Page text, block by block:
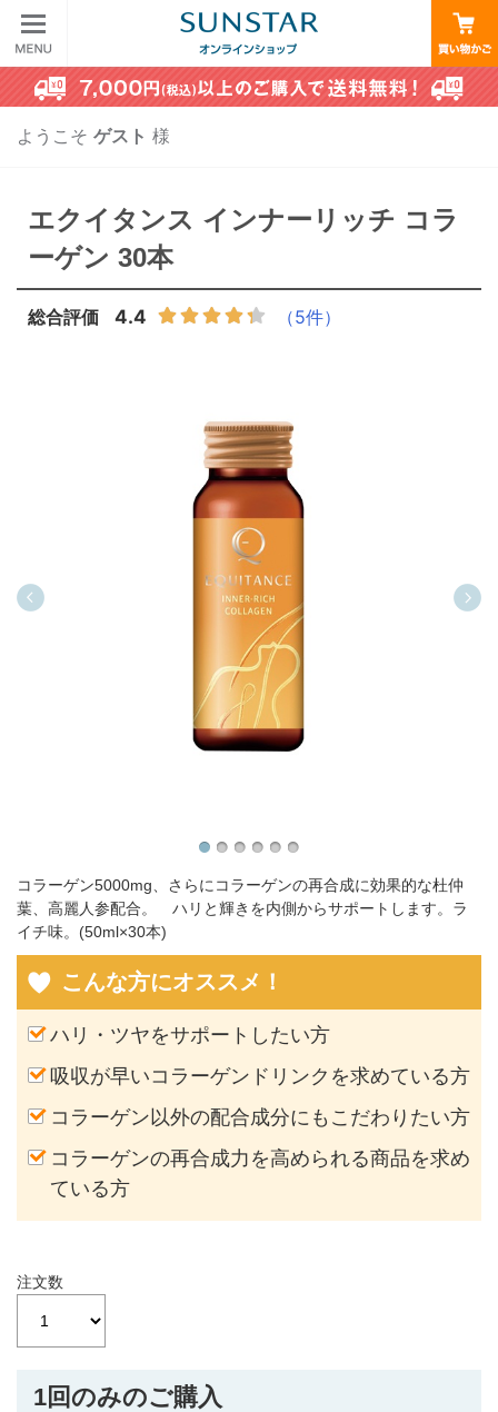
ようこそ ゲスト 様
エクイタンス インナーリッチ コラ
ーゲン 30本
コラーゲン5000mg、さらにコラーゲンの再合成に効果的な杜仲
葉、高麗人参配合。 ハリと輝きを内側からサポートします。ラ
イチ味。(50ml×30本)
こんな方にオススメ！
ハリ・ツヤをサポートしたい方
吸収が早いコラーゲンドリンクを求めている方
コラーゲン以外の配合成分にもこだわりたい方
コラーゲンの再合成力を高められる商品を求め
ている方
注文数
1回のみのご購入